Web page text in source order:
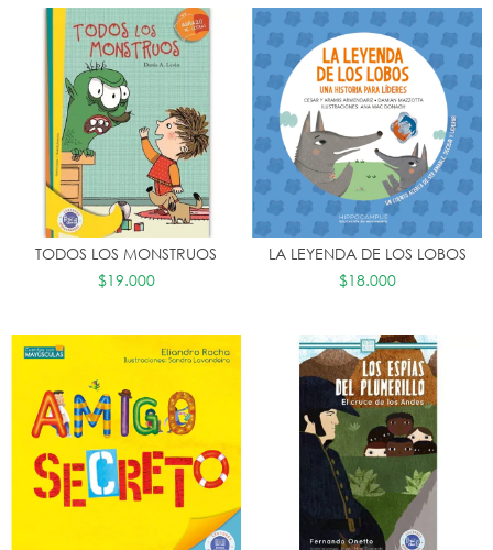
TODOS LOS MONSTRUOS
$19.000
LA LEYENDA DE LOS LOBOS
$18.000